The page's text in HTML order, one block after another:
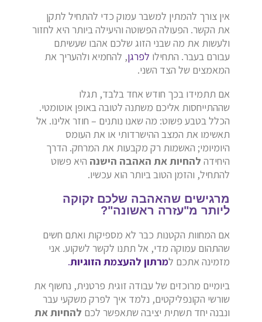
אין צורך להמתין למשבר עמוק כדי להתחיל לתקן
את הקשר. הפעולה הפשוטה והיעילה ביותר היא לחזור
ולעשות את מה שבני הזוג שלכם אהבו שעשיתם
עבורם בעבר. התחילו לפרגן, להחמיא ולהעריך את
המאמצים של הצד השני.
אם תתמידו בכך חודש אחד בלבד, תגלו
שההתייחסות אליכם משתנה לטובה באופן אוטומטי.
הכלל בטבע פשוט: מה שאנו נותנים – חוזר אלינו. אל
תאשימו את המצב ההישרדותי או את העומס
היומיומי; האשמות רק מקבעות את המרחק. הדרך
היחידה להחיות את האהבה הישנה היא פשוט
להתחיל, והזמן הטוב ביותר הוא עכשיו.
מרגישים שהאהבה שלכם זקוקה
ליותר מ"עזרה ראשונה"?
אם המחוות הקטנות כבר לא מספיקות ואתם חשים
שהתהום עמוקה מדי, אל תתנו לקשר לשקוע. אני
מזמינה אתכם למרתון להעצמת הזוגיות.
ביומיים מרוכזים של עבודה זוגית פרטנית, נחשוף את
שורשי הקונפליקטים, נלמד איך לפרק משקעי עבר
ונבנה יחד תשתית יציבה שתאפשר לכם להחיות את